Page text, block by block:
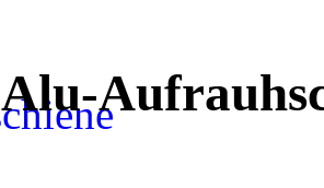
Alu-